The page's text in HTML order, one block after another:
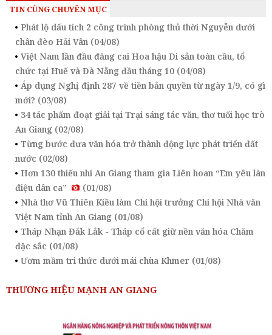
TIN CÙNG CHUYÊN MỤC
Phát lộ dấu tích 2 công trình phòng thủ thời Nguyễn dưới
chân đèo Hải Vân (04/08)
Việt Nam lần đầu đăng cai Hoa hậu Di sản toàn cầu, tổ
chức tại Huế và Đà Nẵng đầu tháng 10 (04/08)
Áp dụng Nghị định 287 về tiền bản quyền từ ngày 1/9, có gì
mới? (03/08)
34 tác phẩm đoạt giải tại Trại sáng tác văn, thơ tuổi học trò
An Giang (02/08)
Từng bước đưa văn hóa trở thành động lực phát triển đất
nước (02/08)
Hơn 130 thiếu nhi An Giang tham gia Liên hoan “Em yêu làn
điệu dân ca”
(01/08)
Nhà thơ Vũ Thiên Kiều làm Chi hội trưởng Chi hội Nhà văn
Việt Nam tỉnh An Giang (01/08)
Tháp Nhạn Đắk Lắk - Tháp cổ cất giữ nền văn hóa Chăm
đặc sắc (01/08)
Ươm mầm tri thức dưới mái chùa Khmer (01/08)
THƯƠNG HIỆU MẠNH AN GIANG